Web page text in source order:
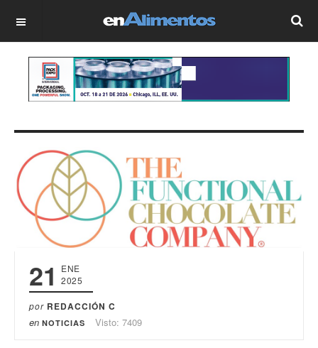
OFF CANVAS
21
ENE
2025
por REDACCIÓN C
en NOTICIAS Visto: 7409